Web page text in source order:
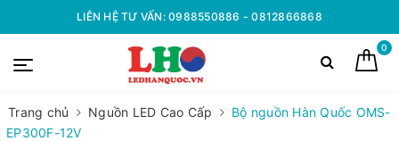
LIÊN HỆ TƯ VẤN: 0988550886 - 0812866868
0
Trang chủ Nguồn LED Cao Cấp
Bộ nguồn Hàn Quốc OMS-
EP300F-12V